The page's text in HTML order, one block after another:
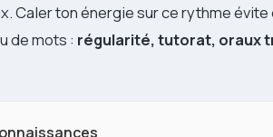
Caler ton énergie sur ce rythme
de mots : régularité, tutorat, oraux